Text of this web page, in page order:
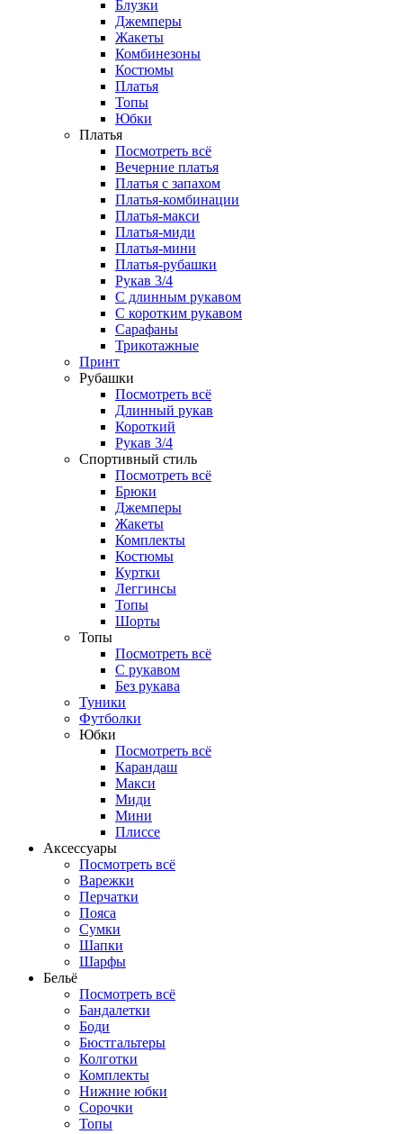
Блузки
Джемперы
Жакеты
Комбинезоны
Костюмы
Платья
Топы
Юбки
Платья
Посмотреть всё
Вечерние платья
Платья с запахом
Платья-комбинации
Платья-макси
Платья-миди
Платья-мини
Платья-рубашки
Рукав 3/4
С длинным рукавом
С коротким рукавом
Сарафаны
Трикотажные
Принт
Рубашки
Посмотреть всё
Длинный рукав
Короткий
Рукав 3/4
Спортивный стиль
Посмотреть всё
Брюки
Джемперы
Жакеты
Комплекты
Костюмы
Куртки
Леггинсы
Топы
Шорты
Топы
Посмотреть всё
C рукавом
Без рукава
Туники
Футболки
Юбки
Посмотреть всё
Карандаш
Макси
Миди
Мини
Плиссе
Аксессуары
Посмотреть всё
Варежки
Перчатки
Пояса
Сумки
Шапки
Шарфы
Бельё
Посмотреть всё
Бандалетки
Боди
Бюстгальтеры
Колготки
Комплекты
Нижние юбки
Сорочки
Топы